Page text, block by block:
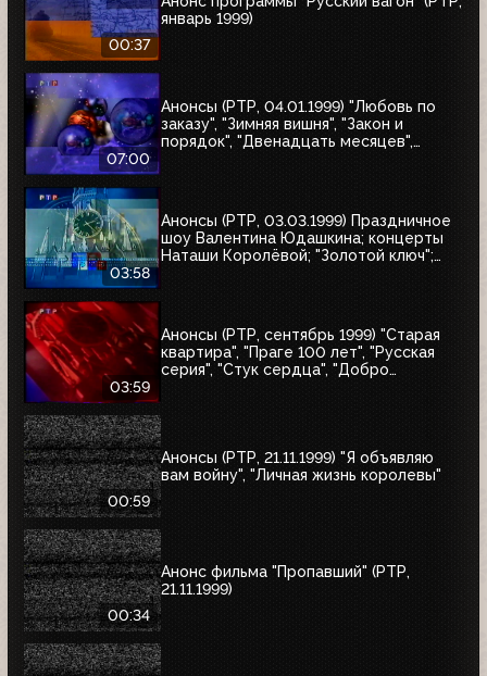
00:37
январь 1999)
07:00
Анонсы (РТР, 04.01.1999) "Любовь по
заказу", "Зимняя вишня", "Закон и
порядок", "Двенадцать месяцев",
Мюнхгаузен", "Жара в Лос-Анджелесе"
03:58
Анонсы (РТР, 03.03.1999) Праздничное
шоу Валентина Юдашкина; концерты
Наташи Королёвой; "Золотой ключ";
03:59
Анонсы (РТР, сентябрь 1999) "Старая
квартира", "Праге 100 лет", "Русская
серия", "Стук сердца", "Добро
00:59
Анонсы (РТР, 21.11.1999) "Я объявляю
вам войну", "Личная жизнь королевы"
00:34
Анонс фильма "Пропавший" (РТР,
21.11.1999)